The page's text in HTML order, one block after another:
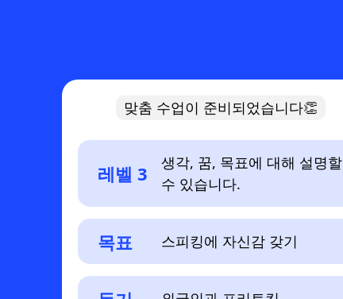
맞춤 수업이 준비되었습니다👏
레벨 3
생각, 꿈, 목표에 대해 설명할
수 있습니다.
목표 스피킹에 자신감 갖기